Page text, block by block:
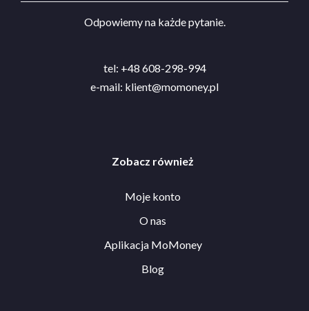
Odpowiemy na każde pytanie.
tel: +48 608-298-994
e-mail: klient@momoney.pl
Zobacz również
Moje konto
O nas
Aplikacja MoMoney
Blog